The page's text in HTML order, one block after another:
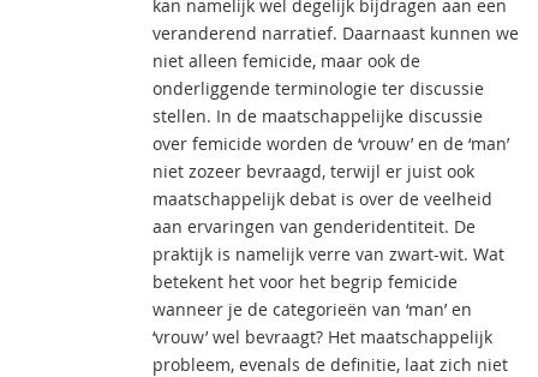
kan namelijk wel degelijk bijdragen aan een
veranderend narratief. Daarnaast kunnen we
niet alleen femicide, maar ook de
onderliggende terminologie ter discussie
stellen. In de maatschappelijke discussie
over femicide worden de ‘vrouw’ en de ‘man’
niet zozeer bevraagd, terwijl er juist ook
maatschappelijk debat is over de veelheid
aan ervaringen van genderidentiteit. De
praktijk is namelijk verre van zwart-wit. Wat
betekent het voor het begrip femicide
wanneer je de categorieën van ‘man’ en
‘vrouw’ wel bevraagt? Het maatschappelijk
probleem, evenals de definitie, laat zich niet